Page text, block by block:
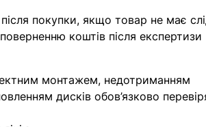
покупки, якщо товар не має
коштів після експертизи
монтажем, недотриманням
дисків обов’язково